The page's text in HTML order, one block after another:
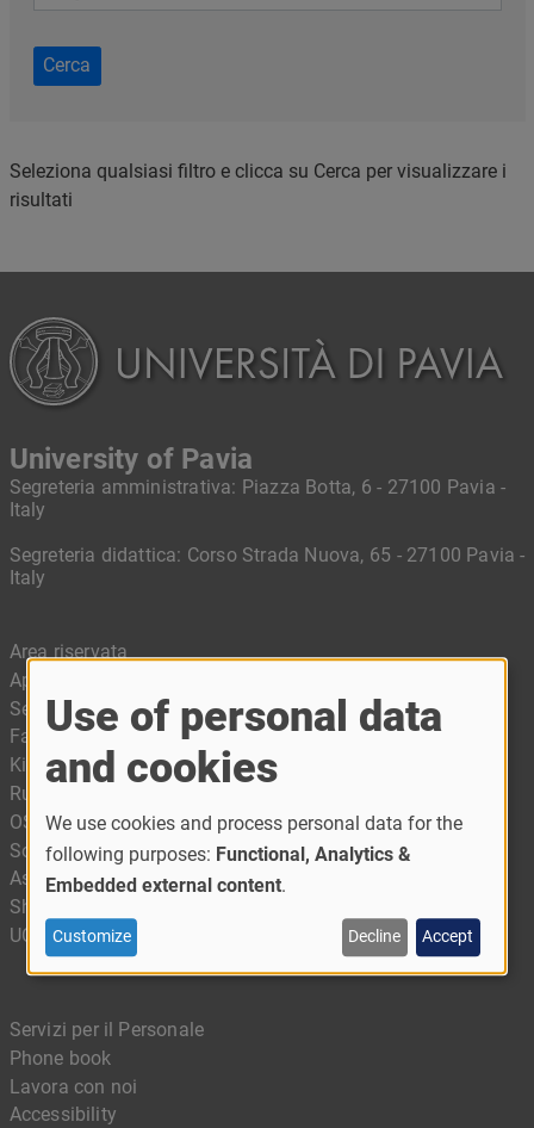
Cerca
Seleziona qualsiasi filtro e clicca su Cerca per visualizzare i
risultati
University of Pavia
Segreteria amministrativa: Piazza Botta, 6 - 27100 Pavia -
Italy
Segreteria didattica: Corso Strada Nuova, 65 - 27100 Pavia -
Italy
Area riservata
App Ufficiale - MyUnipv
Servizi digitali
Facilities
Kiro - Il portale della didattica digitale
Rubrica
OSA – Office for Sustainable Actions
Sostieni Unipv
Associazione Alumni
Shop Up - Merchandising Unipv
UCampus
Servizi per il Personale
Phone book
Lavora con noi
Accessibility
Use of personal data
and cookies
We use cookies and process personal data for the
following purposes: Functional, Analytics &
Embedded external content.
Customize Decline Accept